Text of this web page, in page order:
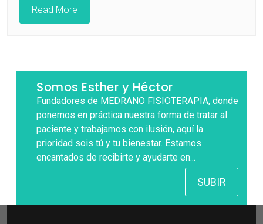
Read More
Somos Esther y Héctor
Fundadores de MEDRANO FISIOTERAPIA, donde
ponemos en práctica nuestra forma de tratar al
paciente y trabajamos con ilusión, aquí la
prioridad sois tú y tu bienestar. Estamos
encantados de recibirte y ayudarte en...
SUBIR